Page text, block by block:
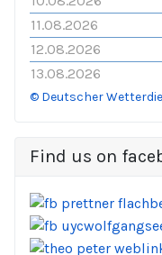
11.08.2026
12.08.2026
13.08.2026
© Deutscher
Find us on